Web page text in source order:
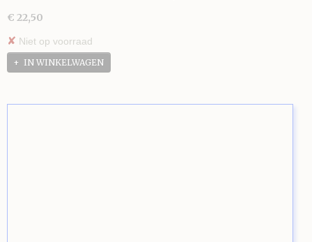
€ 22,50
✘ Niet op voorraad
IN WINKELWAGEN